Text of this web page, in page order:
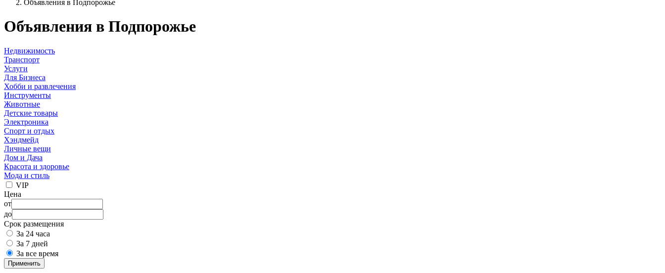
Объявления в Подпорожье
Объявления в Подпорожье
Недвижимость
Транспорт
Услуги
Для Бизнеса
Хобби и развлечения
Инструменты
Животные
Детские товары
Электроника
Спорт и отдых
Хэндмейд
Личные вещи
Дом и Дача
Красота и здоровье
Мода и стиль
VIP
Цена
от
до
Срок размещения
За 24 часа
За 7 дней
За все время
Применить